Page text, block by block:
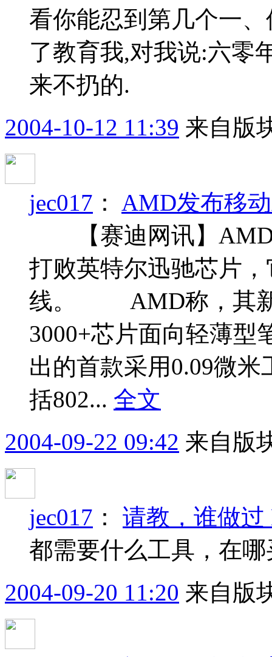
看你能忍到第几个一
了教育我,对我说:六零
来不扔的.
2004-10-12 11:39 来自版
jec017 ： AMD发布移
【赛迪网讯】AMD
打败英特尔迅驰芯片
线。 AMD称，其新
3000+芯片面向轻薄型
出的首款采用0.09微
括802... 全文
2004-09-22 09:42 来自版
jec017 ： 请教，谁做过
都需要什么工具，在
2004-09-20 11:20 来自版